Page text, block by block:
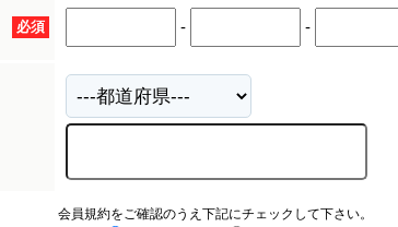
必須 - -
会員規約をご確認のうえ下記にチェックして下さい。